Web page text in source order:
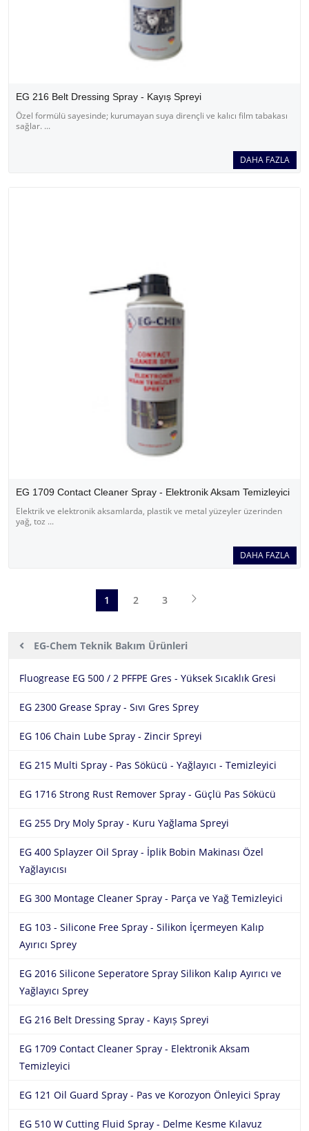
EG 216 Belt Dressing Spray - Kayıș Spreyi
Özel formülü sayesinde; kurumayan suya dirençli ve kalıcı film tabakası
sağlar. ...
DAHA FAZLA
EG 1709 Contact Cleaner Spray - Elektronik Aksam Temizleyici
Elektrik ve elektronik aksamlarda, plastik ve metal yüzeyler üzerinden
yağ, toz ...
DAHA FAZLA
1 2 3
Hakkımızda
Ürünler
Ürünler
Aluchem
Fluitec
EG-Chem
EG-Chem
EG-Chem Teknik Bakım Ürünleri
EG-Chem Teknik Bakım Ürünleri
Fluogrease EG 500 / 2 PFFPE Gres - Yüksek Sıcaklık Gresi
EG 2300 Grease Spray - Sıvı Gres Sprey
EG 106 Chain Lube Spray - Zincir Spreyi
EG 215 Multi Spray - Pas Sökücü - Yağlayıcı - Temizleyici
EG 1716 Strong Rust Remover Spray - Güçlü Pas Sökücü
EG 255 Dry Moly Spray - Kuru Yağlama Spreyi
EG 400 Splayzer Oil Spray - İplik Bobin Makinası Özel
Yağlayıcısı
EG 300 Montage Cleaner Spray - Parça ve Yağ Temizleyici
EG 103 - Silicone Free Spray - Silikon İçermeyen Kalıp
Ayırıcı Sprey
EG 2016 Silicone Seperatore Spray Silikon Kalıp Ayırıcı ve
Yağlayıcı Sprey
EG 216 Belt Dressing Spray - Kayıș Spreyi
EG 1709 Contact Cleaner Spray - Elektronik Aksam
Temizleyici
EG 121 Oil Guard Spray - Pas ve Korozyon Önleyici Spray
EG 510 W Cutting Fluid Spray - Delme Kesme Kılavuz
Yağ Aktarma Pompa ve Aksesuarları
Hortum Makaraları
Sızdırmazlık Ürünleri ve Boru Tamir Ürünleri
Sektörler
İletişim